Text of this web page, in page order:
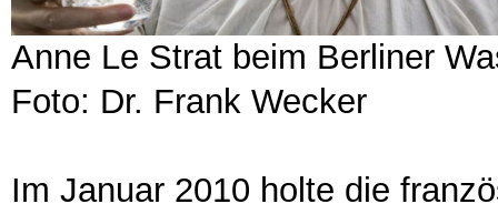
Anne Le Strat beim Berliner
Foto: Dr. Frank Wecker
Im Januar 2010 holte die